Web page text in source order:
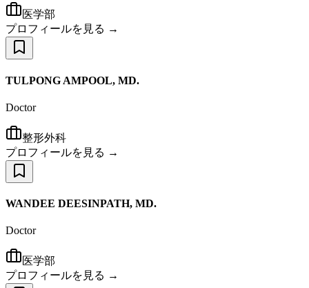
医学部
プロフィールを見る →
TULPONG AMPOOL, MD.
Doctor
整形外科
プロフィールを見る →
WANDEE DEESINPATH, MD.
Doctor
医学部
プロフィールを見る →